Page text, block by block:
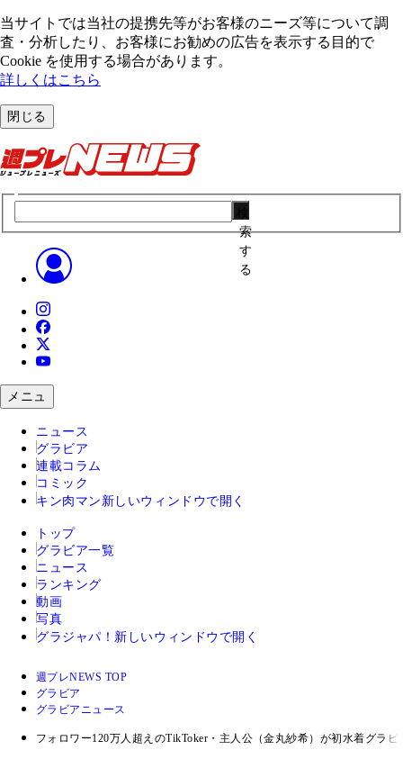
当サイトでは当社の提携先等がお客様のニーズ等について調
査・分析したり、お客様にお勧めの広告を表⽰する⽬的で
Cookie を使⽤する場合があります。
詳しくはこちら
閉じる
索
す
る
メニュ
ニュース
グラビア
連載コラム
コミック
キン肉マン 新しいウィンドウで開く
トップ
グラビア一覧
ニュース
ランキング
動画
写真
グラジャパ！ 新しいウィンドウで開く
週プレNEWS TOP
グラビア
グラビアニュース
フォロワー120万人超えのTikToker・主人公（金丸紗希）が初水着グラ